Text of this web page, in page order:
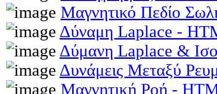
Μαγνητικό Πεδίο
Δύναμη Laplace -
Δύμανη Laplace &
Δυνάμεις Μεταξύ
Μαγνητική Ροή -